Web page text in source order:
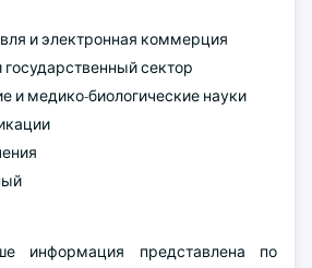
и электронная коммерция
государственный сектор
и медико-биологические науки
информация представлена по